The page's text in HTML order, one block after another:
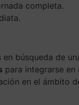
completa.
en búsqueda de
para integrarse
en el ámbito